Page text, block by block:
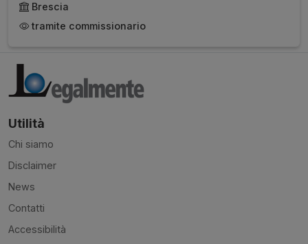
Brescia
tramite commissionario
Utilità
Chi siamo
Disclaimer
News
Contatti
Accessibilità